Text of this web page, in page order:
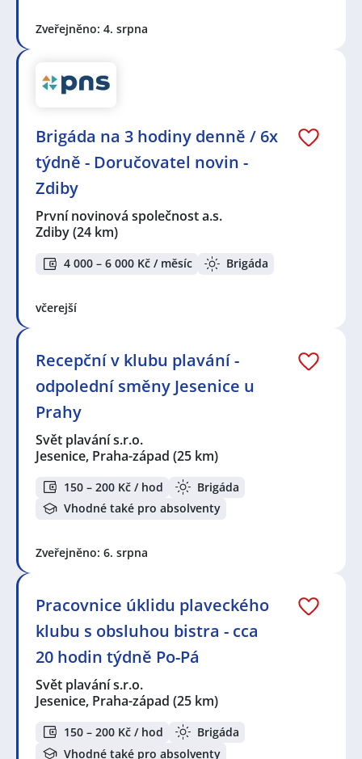
Zveřejněno: 4. srpna
Brigáda na 3 hodiny denně / 6x
týdně - Doručovatel novin -
Zdiby
První novinová společnost a.s.
Zdiby(24 km)
4 000 – 6 000 Kč / měsíc Brigáda
včerejší
Recepční v klubu plavání -
odpolední směny Jesenice u
Prahy
Svět plavání s.r.o.
Jesenice, Praha-západ (25 km)
150 – 200 Kč / hod
Brigáda
Vhodné také pro absolventy
Zveřejněno: 6. srpna
Pracovnice úklidu plaveckého
klubu s obsluhou bistra - cca
20 hodin týdně Po-Pá
Svět plavání s.r.o.
Jesenice, Praha-západ (25 km)
150 – 200 Kč / hod
Brigáda
Vhodné také pro absolventy